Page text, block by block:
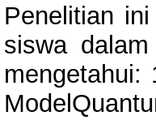
Penelitian
siswa
mengetahui: